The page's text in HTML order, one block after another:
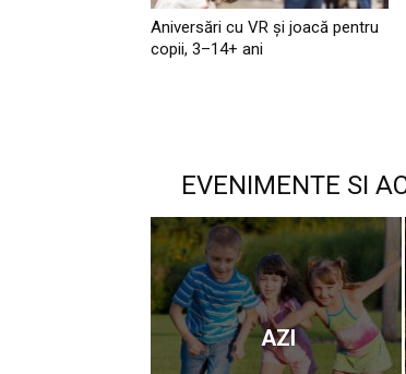
Aniversări cu VR și joacă pentru
copii, 3–14+ ani
EVENIMENTE SI
AZI